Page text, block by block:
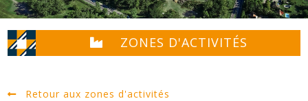
ZONES D'ACTIVITÉS
Retour aux zones d'activités